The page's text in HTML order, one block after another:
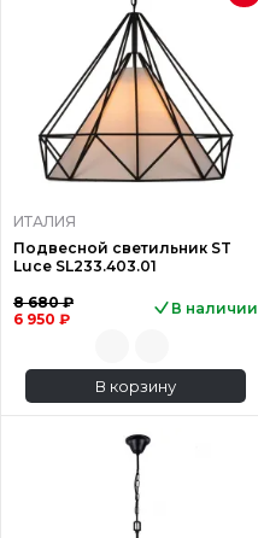
ИТАЛИЯ
Подвесной светильник ST
Luce SL233.403.01
8 680 ₽
6 950 ₽
В наличии
В корзину